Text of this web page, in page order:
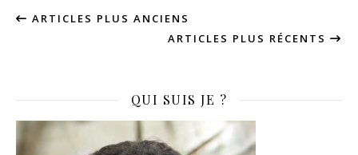
ARTICLES PLUS ANCIENS
ARTICLES PLUS RÉCENTS
QUI SUIS JE ?